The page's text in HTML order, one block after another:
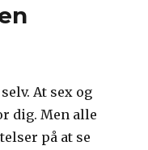
At sex og
dig. Men alle
på at se